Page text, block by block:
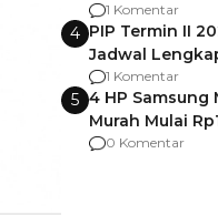
Berencana
1 Komentar
4 PIP Termin II
Jadwal
agar Dana
1 Komentar
5 4 HP Samsung
Murah Mulai
0 Komentar